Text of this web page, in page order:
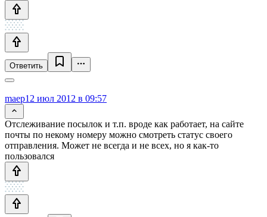
Ответить
maep12 июл 2012 в 09:57
Отслеживание посылок и т.п. вроде как работает, на сайте
почты по некому номеру можно смотреть статус своего
отправления. Может не всегда и не всех, но я как-то
пользовался